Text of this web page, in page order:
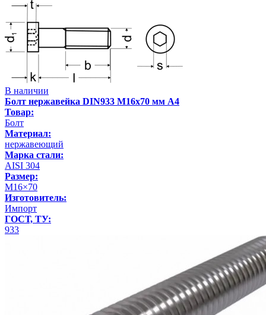
В наличии
Болт нержавейка DIN933 М16х70 мм А4
Товар:
Болт
Материал:
нержавеющий
Марка стали:
AISI 304
Размер:
М16×70
Изготовитель:
Импорт
ГОСТ, ТУ:
933